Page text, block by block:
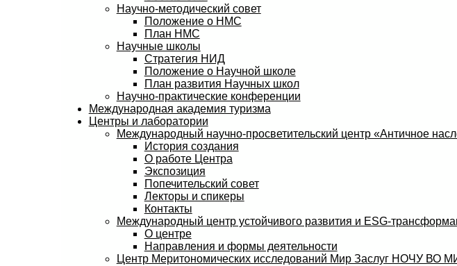
Научно-методический совет
Положение о НМС
План НМС
Научные школы
Стратегия НИД
Положение о Научной школе
План развития Научных школ
Научно-практические конференции
Международная академия туризма
Центры и лаборатории
Международный научно-просветительский центр «Античное
История создания
О работе Центра
Экспозиция
Попечительский совет
Лекторы и спикеры
Контакты
Международный центр устойчивого развития и ESG-
О центре
Направления и формы деятельности
Центр Меритономических исследований Мир Заслуг НОЧУ ВО